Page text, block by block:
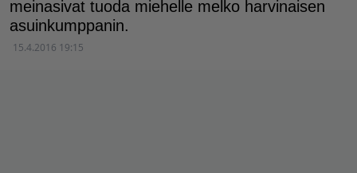
meinasivat tuoda miehelle melko harvinaisen
asuinkumppanin.
15.4.2016 19:15